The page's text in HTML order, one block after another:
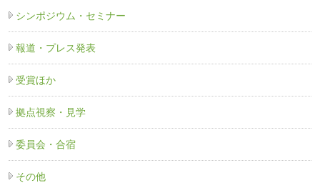
シンポジウム・セミナー
報道・プレス発表
受賞ほか
拠点視察・見学
委員会・合宿
その他